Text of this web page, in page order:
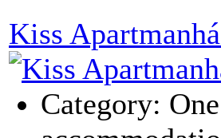
Kiss
Category: